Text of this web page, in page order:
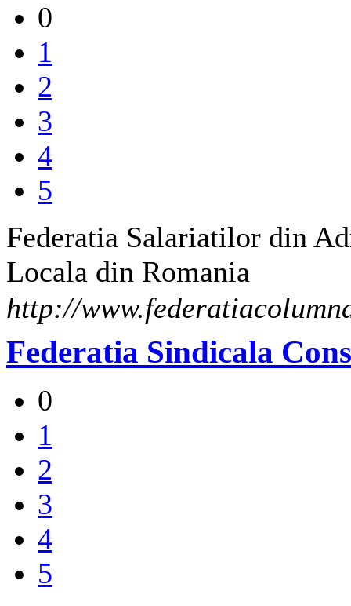
0
1
2
3
4
5
Federatia Salariatilor din
Locala din Romania
http://
Federatia Sindicala
0
1
2
3
4
5